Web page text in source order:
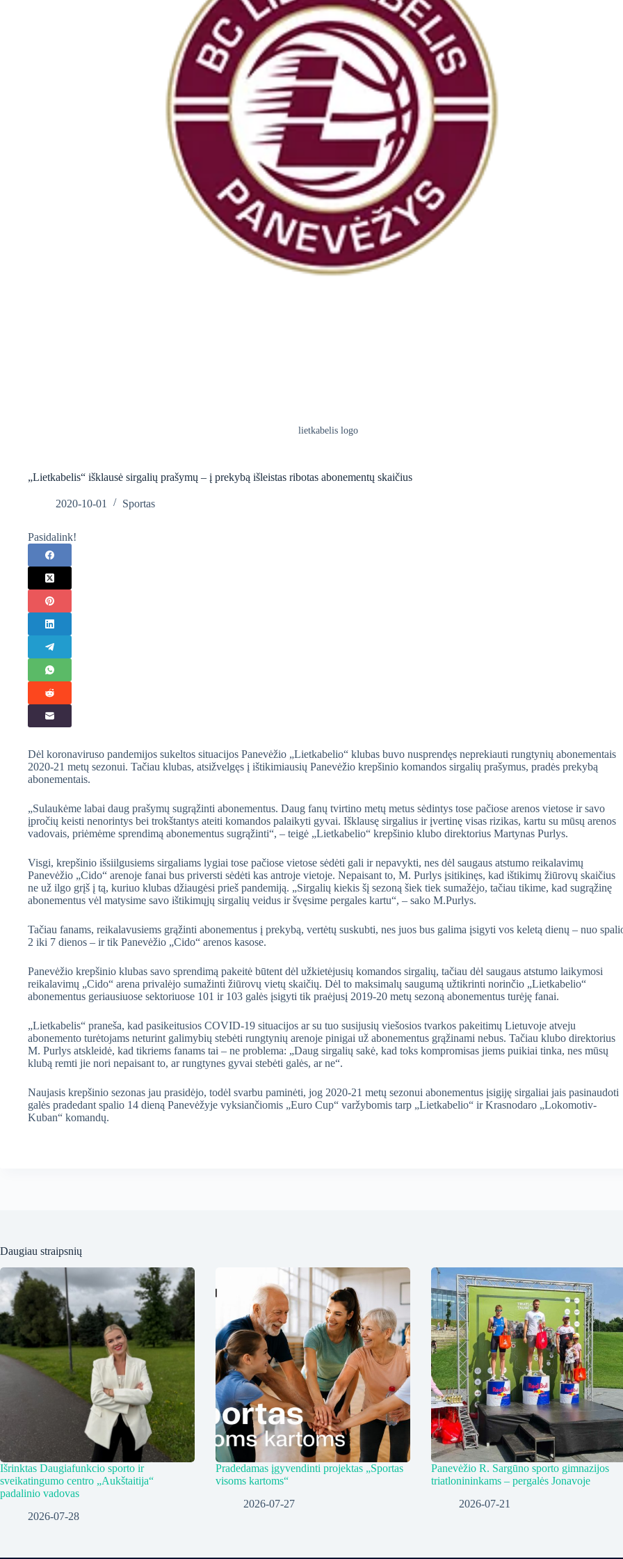
lietkabelis logo
„Lietkabelis“ išklausė sirgalių prašymų – į prekybą išleistas ribotas abonementų skaičius
2020-10-01 Sportas
Pasidalink!
Dėl koronaviruso pandemijos sukeltos situacijos Panevėžio „Lietkabelio“ klubas buvo nusprendęs neprekiauti rungtynių abonementais
2020-21 metų sezonui. Tačiau klubas, atsižvelgęs į ištikimiausių Panevėžio krepšinio komandos sirgalių prašymus, pradės prekybą
abonementais.
„Sulaukėme labai daug prašymų sugrąžinti abonementus. Daug fanų tvirtino metų metus sėdintys tose pačiose arenos vietose ir savo
įpročių keisti nenorintys bei trokštantys ateiti komandos palaikyti gyvai. Išklausę sirgalius ir įvertinę visas rizikas, kartu su mūsų arenos
vadovais, priėmėme sprendimą abonementus sugrąžinti“, – teigė „Lietkabelio“ krepšinio klubo direktorius Martynas Purlys.
Visgi, krepšinio išsiilgusiems sirgaliams lygiai tose pačiose vietose sėdėti gali ir nepavykti, nes dėl saugaus atstumo reikalavimų
Panevėžio „Cido“ arenoje fanai bus priversti sėdėti kas antroje vietoje. Nepaisant to, M. Purlys įsitikinęs, kad ištikimų žiūrovų skaičius
ne už ilgo grįš į tą, kuriuo klubas džiaugėsi prieš pandemiją. „Sirgalių kiekis šį sezoną šiek tiek sumažėjo, tačiau tikime, kad sugrąžinę
abonementus vėl matysime savo ištikimųjų sirgalių veidus ir švęsime pergales kartu“, – sako M.Purlys.
Tačiau fanams, reikalavusiems grąžinti abonementus į prekybą, vertėtų suskubti, nes juos bus galima įsigyti vos keletą dienų – nuo
2 iki 7 dienos – ir tik Panevėžio „Cido“ arenos kasose.
Panevėžio krepšinio klubas savo sprendimą pakeitė būtent dėl užkietėjusių komandos sirgalių, tačiau dėl saugaus atstumo laikymosi
reikalavimų „Cido“ arena privalėjo sumažinti žiūrovų vietų skaičių. Dėl to maksimalų saugumą užtikrinti norinčio „Lietkabelio“
abonementus geriausiuose sektoriuose 101 ir 103 galės įsigyti tik praėjusį 2019-20 metų sezoną abonementus turėję fanai.
„Lietkabelis“ praneša, kad pasikeitusios COVID-19 situacijos ar su tuo susijusių viešosios tvarkos pakeitimų Lietuvoje atveju
abonemento turėtojams neturint galimybių stebėti rungtynių arenoje pinigai už abonementus grąžinami nebus. Tačiau klubo direktorius
M. Purlys atskleidė, kad tikriems fanams tai – ne problema: „Daug sirgalių sakė, kad toks kompromisas jiems puikiai tinka, nes mūsų
klubą remti jie nori nepaisant to, ar rungtynes gyvai stebėti galės, ar ne“.
Naujasis krepšinio sezonas jau prasidėjo, todėl svarbu paminėti, jog 2020-21 metų sezonui abonementus įsigiję sirgaliai jais pasinaudoti
galės pradedant spalio 14 dieną Panevėžyje vyksiančiomis „Euro Cup“ varžybomis tarp „Lietkabelio“ ir Krasnodaro „Lokomotiv-
Kuban“ komandų.
Daugiau straipsnių
Išrinktas Daugiafunkcio sporto ir
sveikatingumo centro „Aukštaitija“
padalinio vadovas
2026-07-28
Pradedamas įgyvendinti projektas „Sportas
visoms kartoms“
2026-07-27
Panevėžio R. Sargūno sporto gimnazijos
triatlonininkams – pergalės Jonavoje
2026-07-21